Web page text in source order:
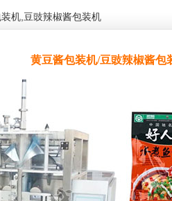
机,豆豉辣椒酱包装机
黄豆酱包装机/豆豉辣椒酱包